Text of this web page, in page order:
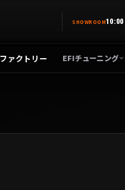
SHOWROOM
ァクトリー EFIチューニング